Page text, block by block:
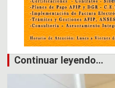
Continuar leyendo...